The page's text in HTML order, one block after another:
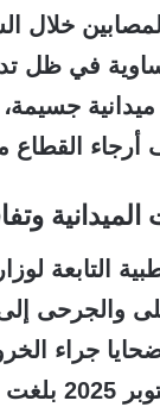
خلال
في ظل
جسيمة،
القطاع
الميدانية
التابعة
والجرحى
جراء